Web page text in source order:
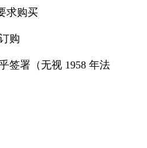
求购买
购
签署（无视 1958 年法